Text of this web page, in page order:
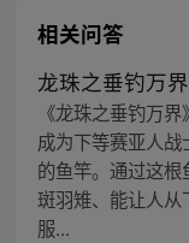
相关问答
龙珠之垂钓万界
《龙珠之垂钓万
成为下等赛亚人
的鱼竿。通过这
斑羽雉、能让人从
服...